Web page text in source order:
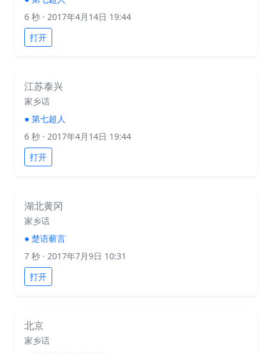
6 秒 · 2017年4月14日 19:44
打开
江苏泰兴
家乡话
● 第七超人
6 秒 · 2017年4月14日 19:44
打开
湖北黄冈
家乡话
● 楚语蕲言
7 秒 · 2017年7月9日 10:31
打开
北京
家乡话